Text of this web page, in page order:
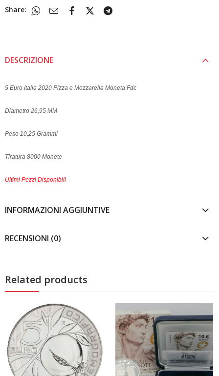
Share:
DESCRIZIONE
5 Euro Italia 2020 Pizza e Mozzarella Moneta Fdc
Diametro 26,95 MM
Peso 10,25 Grammi
Tiratura 8000 Monete
Ultimi Pezzi Disponibili
INFORMAZIONI AGGIUNTIVE
RECENSIONI (0)
Related products